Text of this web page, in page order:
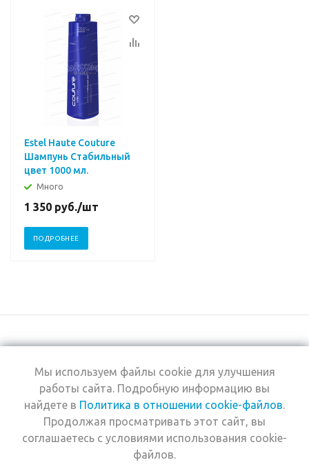
Estel Haute Couture
Шампунь Стабильный
цвет 1000 мл.
Много
1 350 руб./шт
ПОДРОБНЕЕ
+7 (495) 969-0950
2026 © Интернет-
магазин Estel
Компания
Информация
Помощь
Мы используем файлы cookie для улучшения
работы сайта. Подробную информацию вы
найдете в Политика в отношении cookie-файлов.
Продолжая просматривать этот сайт, вы
соглашаетесь с условиями использования cookie-
файлов.